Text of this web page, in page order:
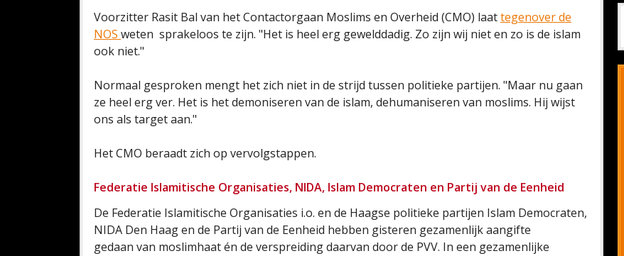
Voorzitter Rasit Bal van het Contactorgaan Moslims en Overheid (CMO) laattegenover de
NOS weten sprakeloos te zijn. "Het is heel erg gewelddadig. Zo zijn wij niet en zo is de islam
ook niet."
Normaal gesproken mengt het zich niet in de strijd tussen politieke partijen. "Maar nu gaan
ze heel erg ver. Het is het demoniseren van de islam, dehumaniseren van moslims. Hij wijst
ons als target aan."
Het CMO beraadt zich op vervolgstappen.
Federatie Islamitische Organisaties, NIDA, Islam Democraten en Partij van de Eenheid
De Federatie Islamitische Organisaties i.o. en de Haagse politieke partijen Islam Democraten,
NIDA Den Haag en de Partij van de Eenheid hebben gisteren gezamenlijk aangifte
gedaan van moslimhaat én de verspreiding daarvan door de PVV. In een gezamenlijke